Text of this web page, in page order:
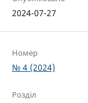
2024-07-27
Номер
№ 4 (2024)
Розділ